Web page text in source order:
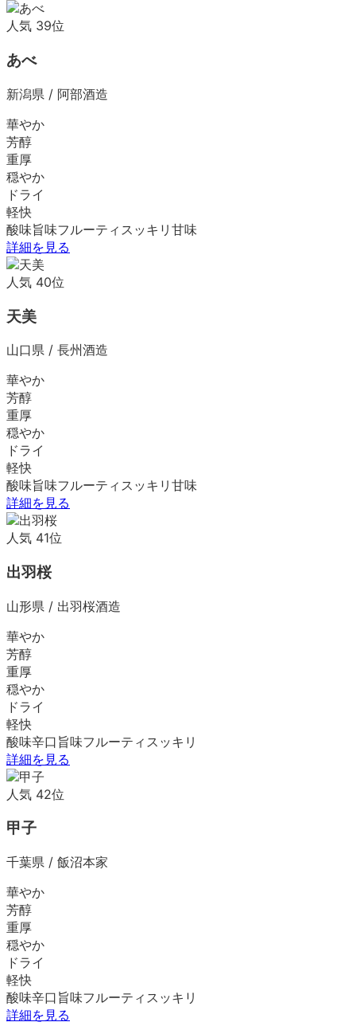
人気 39位
あべ
新潟県 / 阿部酒造
華やか
芳醇
重厚
穏やか
ドライ
軽快
酸味旨味フルーティ スッキリ 甘味
詳細を見る
人気 40位
天美
山口県 / 長州酒造
華やか
芳醇
重厚
穏やか
ドライ
軽快
酸味旨味フルーティ スッキリ 甘味
詳細を見る
人気 41位
出羽桜
山形県 / 出羽桜酒造
華やか
芳醇
重厚
穏やか
ドライ
軽快
酸味辛口 旨味フルーティ スッキリ
詳細を見る
人気 42位
甲子
千葉県 / 飯沼本家
華やか
芳醇
重厚
穏やか
ドライ
軽快
酸味辛口 旨味フルーティ スッキリ
詳細を見る